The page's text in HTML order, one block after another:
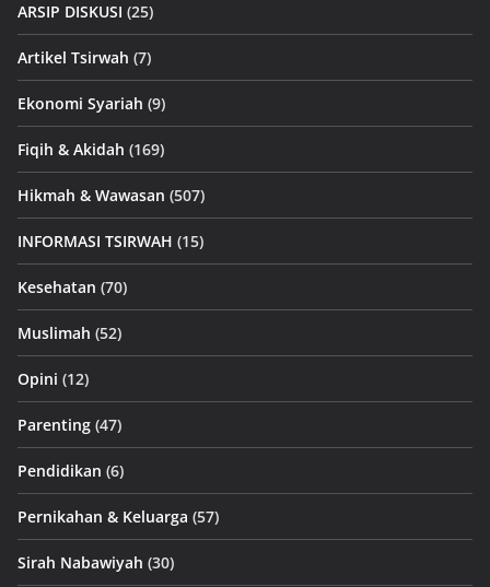
ARSIP DISKUSI (25)
Artikel Tsirwah (7)
Ekonomi Syariah (9)
Fiqih & Akidah (169)
Hikmah & Wawasan (507)
INFORMASI TSIRWAH (15)
Kesehatan (70)
Muslimah (52)
Opini (12)
Parenting (47)
Pendidikan (6)
Pernikahan & Keluarga (57)
Sirah Nabawiyah (30)